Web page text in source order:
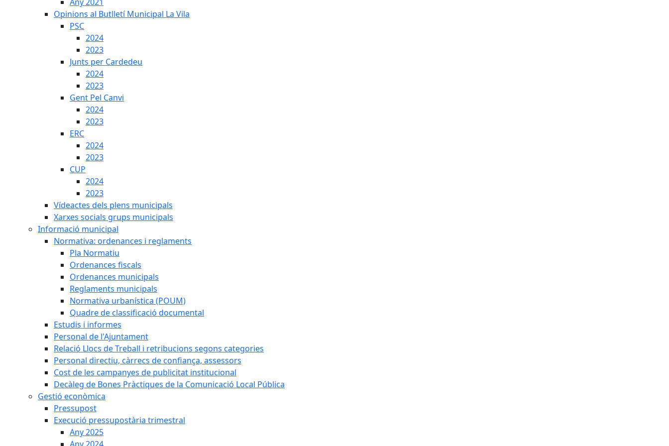
Opinions al Butlletí Municipal La Vila
PSC
2024
2023
Junts per Cardedeu
2024
2023
Gent Pel Canvi
2024
2023
ERC
2024
2023
CUP
2024
2023
Vídeactes dels plens municipals
Xarxes socials grups municipals
Informació municipal
Normativa: ordenances i reglaments
Pla Normatiu
Ordenances fiscals
Ordenances municipals
Reglaments municipals
Normativa urbanística (POUM)
Quadre de classificació documental
Estudis i informes
Personal de l'Ajuntament
Relació Llocs de Treball i retribucions segons categories
Personal directiu, càrrecs de confiança, assessors
Cost de les campanyes de publicitat institucional
Decàleg de Bones Pràctiques de la Comunicació Local Pública
Gestió econòmica
Pressupost
Execució pressupostària trimestral
Any 2025